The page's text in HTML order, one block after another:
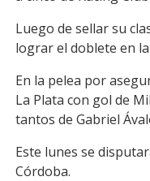
Email
Copy
Luego de sellar su
lograr el doblete en
En la pelea por
La Plata con gol de
tantos de Gabriel
Este lunes se
Córdoba.